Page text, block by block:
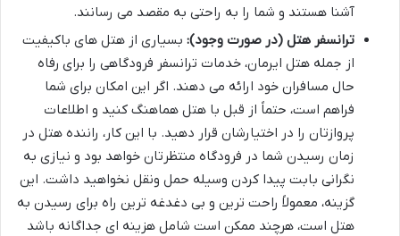
آشنا هستند و شما را به راحتی به مقصد می رسانند.
ترانسفر هتل (در صورت وجود): بسیاری از هتل های باکیفیت
از جمله هتل ایرمان، خدمات ترانسفر فرودگاهی را برای رفاه
حال مسافران خود ارائه می دهند. اگر این امکان برای شما
فراهم است، حتماً از قبل با هتل هماهنگ کنید و اطلاعات
پروازتان را در اختیارشان قرار دهید. با این کار، راننده هتل در
زمان رسیدن شما در فرودگاه منتظرتان خواهد بود و نیازی به
نگرانی بابت پیدا کردن وسیله حمل ونقل نخواهید داشت. این
گزینه، معمولاً راحت ترین و بی دغدغه ترین راه برای رسیدن به
هتل است، هرچند ممکن است شامل هزینه ای جداگانه باشد